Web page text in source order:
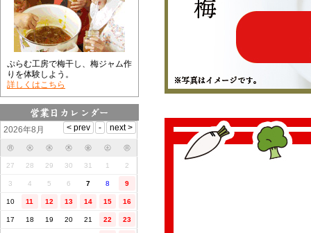
ぷらむ工房で梅干し、梅ジャム作
りを体験しよう。
詳しくはこちら
2026年8月
㊊ ㊋ ㊌ ㊍ ㊎ ㊏ ㊐
27 28 29 30 31 1 2
3 4 5 6 7 8 9
10 11 12 13 14 15 16
17 18 19 20 21 22 23